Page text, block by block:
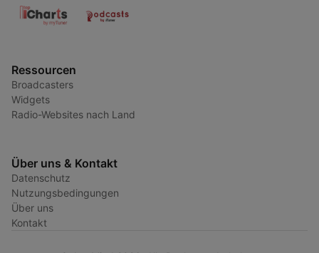
Ressourcen
Broadcasters
Widgets
Radio-Websites nach Land
Über uns & Kontakt
Datenschutz
Nutzungsbedingungen
Über uns
Kontakt